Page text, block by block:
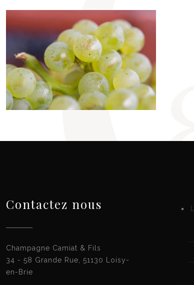
Contactez nous
Champagne Camiat & Fils
34 - 58 Grande Rue, 51130 Loisy-
en-Brie